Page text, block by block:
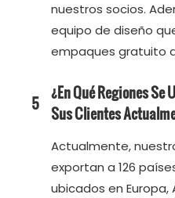
nuestros socios.
equipo de diseño
empaques gratuito
5 ¿En Qué Regiones
Sus Clientes
Actualmente,
exportan a 126
ubicados en Europa,